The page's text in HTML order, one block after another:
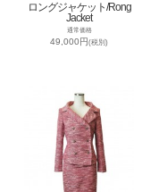
ロングジャケット/Rong
Jacket
通常価格
49,000円(税別)